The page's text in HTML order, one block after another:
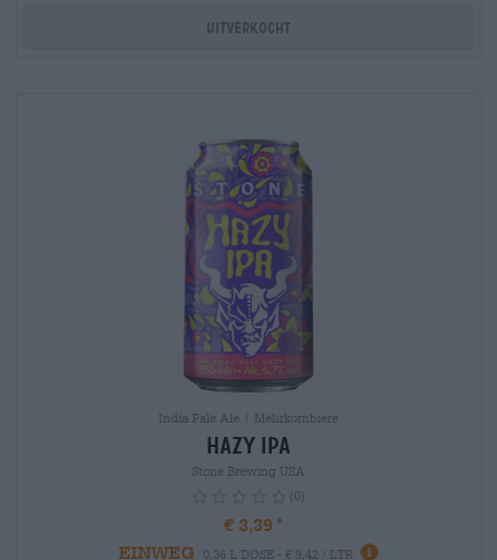
Uitverkocht
India Pale Ale | Mehrkornbiere
Hazy IPA
Stone Brewing USA
(0)
€ 3,39
EINWEG
0,36 L DOSE - € 9,42 / LTR info